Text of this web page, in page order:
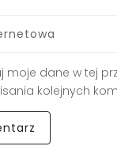
moje dane w tej
kolejnych